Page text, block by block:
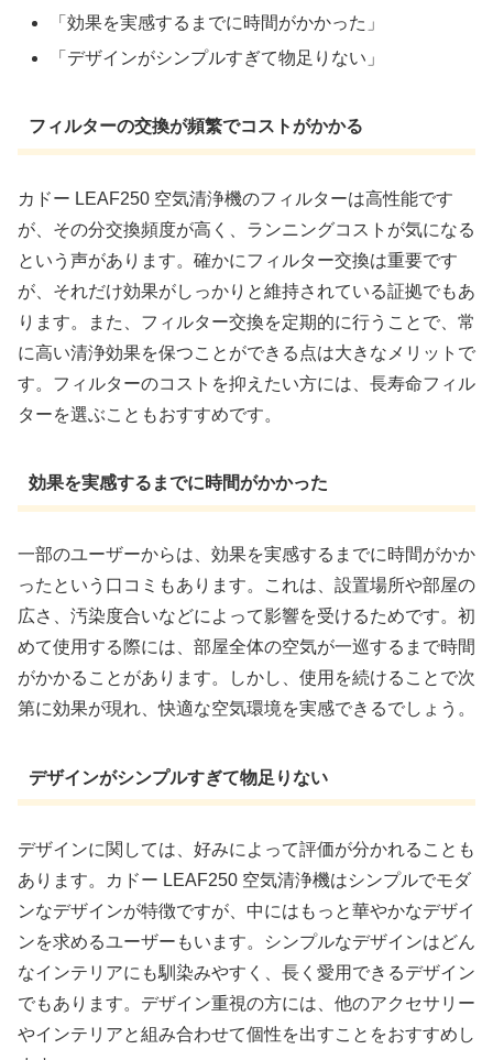
「効果を実感するまでに時間がかかった」
「デザインがシンプルすぎて物足りない」
フィルターの交換が頻繁でコストがかかる
カドー LEAF250 空気清浄機のフィルターは高性能です
が、その分交換頻度が高く、ランニングコストが気になる
という声があります。確かにフィルター交換は重要です
が、それだけ効果がしっかりと維持されている証拠でもあ
ります。また、フィルター交換を定期的に行うことで、常
に高い清浄効果を保つことができる点は大きなメリットで
す。フィルターのコストを抑えたい方には、長寿命フィル
ターを選ぶこともおすすめです。
効果を実感するまでに時間がかかった
一部のユーザーからは、効果を実感するまでに時間がかか
ったという口コミもあります。これは、設置場所や部屋の
広さ、汚染度合いなどによって影響を受けるためです。初
めて使用する際には、部屋全体の空気が一巡するまで時間
がかかることがあります。しかし、使用を続けることで次
第に効果が現れ、快適な空気環境を実感できるでしょう。
デザインがシンプルすぎて物足りない
デザインに関しては、好みによって評価が分かれることも
あります。カドー LEAF250 空気清浄機はシンプルでモダ
ンなデザインが特徴ですが、中にはもっと華やかなデザイ
ンを求めるユーザーもいます。シンプルなデザインはどん
なインテリアにも馴染みやすく、長く愛用できるデザイン
でもあります。デザイン重視の方には、他のアクセサリー
やインテリアと組み合わせて個性を出すことをおすすめし